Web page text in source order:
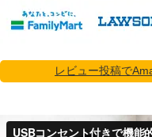
レビュー投稿で